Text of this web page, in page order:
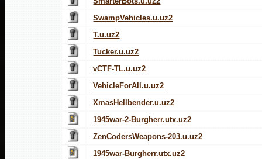
SwampVehicles.u.uz2
T.u.uz2
Tucker.u.uz2
vCTF-TL.u.uz2
VehicleForAll.u.uz2
XmasHellbender.u.uz2
1945war-2-Burgherr.utx.uz2
ZenCodersWeapons-203.u.uz2
1945war-Burgherr.utx.uz2